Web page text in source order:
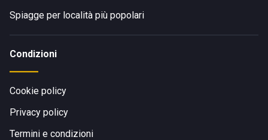
Spiagge per località più popolari
Condizioni
Cookie policy
Privacy policy
Termini e condizioni